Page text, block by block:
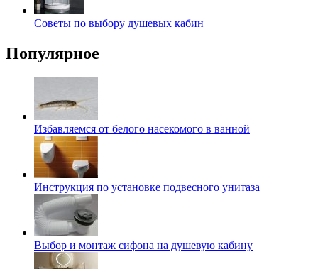
Советы по выбору душевых кабин
Популярное
Избавляемся от белого насекомого в ванной
Инструкция по установке подвесного унитаза
Выбор и монтаж сифона на душевую кабину